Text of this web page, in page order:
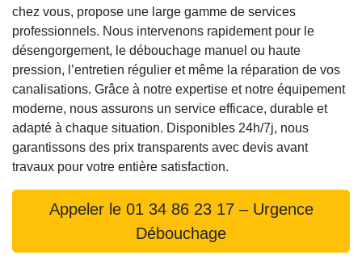
chez vous, propose une large gamme de services
professionnels. Nous intervenons rapidement pour le
désengorgement, le débouchage manuel ou haute
pression, l’entretien régulier et même la réparation de vos
canalisations. Grâce à notre expertise et notre équipement
moderne, nous assurons un service efficace, durable et
adapté à chaque situation. Disponibles 24h/7j, nous
garantissons des prix transparents avec devis avant
travaux pour votre entière satisfaction.
Appeler le 01 34 86 23 17 – Urgence
Débouchage